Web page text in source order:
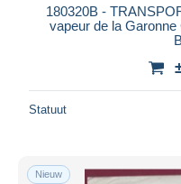
180320B -
vapeur de la
Statuut
Nieuw